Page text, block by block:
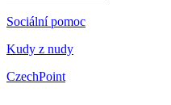
Sociální pomoc
Kudy z nudy
CzechPoint